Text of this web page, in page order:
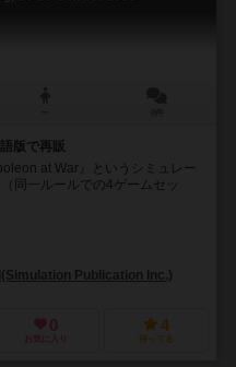
版で再販
at War』というシミュレー
同一ルールでの4ゲームセッ
Publication Inc.)
0
お気に入り
4
持ってる